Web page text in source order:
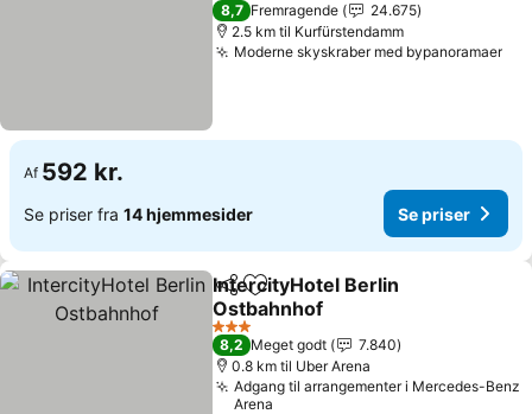
8,7 Fremragende
24.675
2.5 km til Kurfürstendamm
Moderne skyskraber med bypanoramaer
Af 592 kr.
Se priser fra 14 hjemmesider Se priser
Del Føj til favoritter
IntercityHotel Berlin
Ostbahnhof
3 Stjerner
8,2 Meget godt
7.840
0.8 km til Uber Arena
Adgang til arrangementer i Mercedes-Benz
Arena